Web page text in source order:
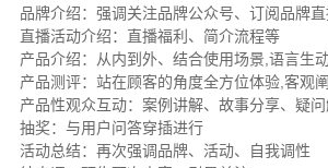
品牌介绍：强调关注品牌公众号、订阅品牌
直播活动介绍：直播福利、简介流程等
产品介绍：从内到外、结合使用场景,语言生
产品测评：站在顾客的角度全方位体验,客观
产品性观众互动：案例讲解、故事分享、疑
抽奖：与用户问答穿插进行
活动总结：再次强调品牌、活动、自我调性